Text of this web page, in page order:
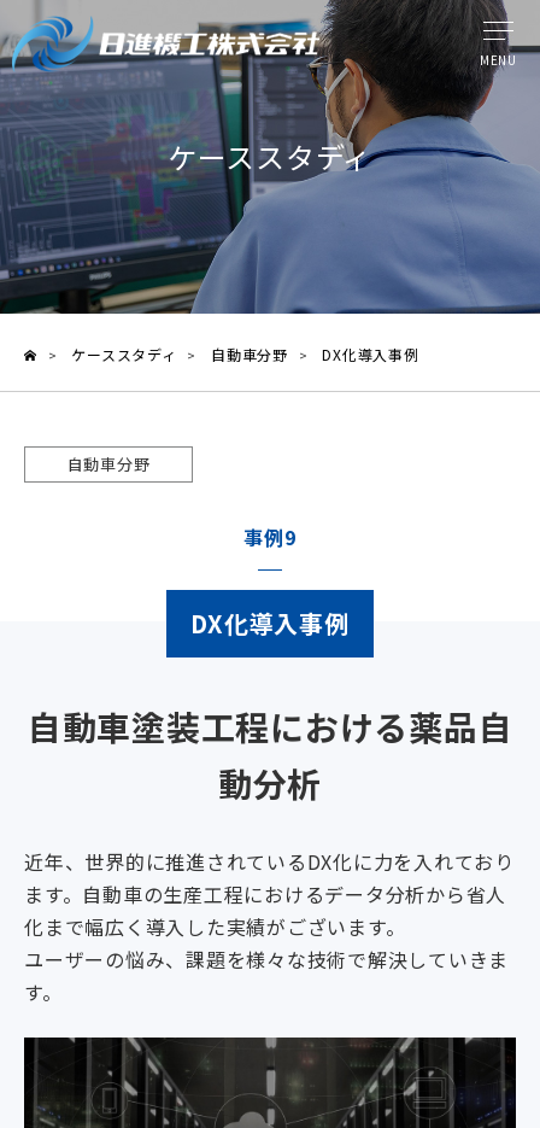
MENU
ウォータージェット工法
提供サービス
日進機工の技術力
ケーススタディ
製品情報
会社情報
採用情報
JP
/
ケーススタディ
> ケーススタディ > 自動車分野 > DX化導入事例
自動車分野
事例9
DX化導入事例
自動車塗装工程における薬品自
動分析
近年、世界的に推進されているDX化に力を入れており
ます。自動車の生産工程におけるデータ分析から省人
化まで幅広く導入した実績がございます。
ユーザーの悩み、課題を様々な技術で解決していきま
す。